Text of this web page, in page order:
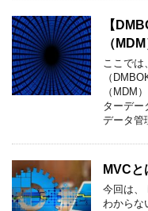
【
（MDM
ここでは
（
（MDM
ターデー
データ
MVCと
今回は、
わからな